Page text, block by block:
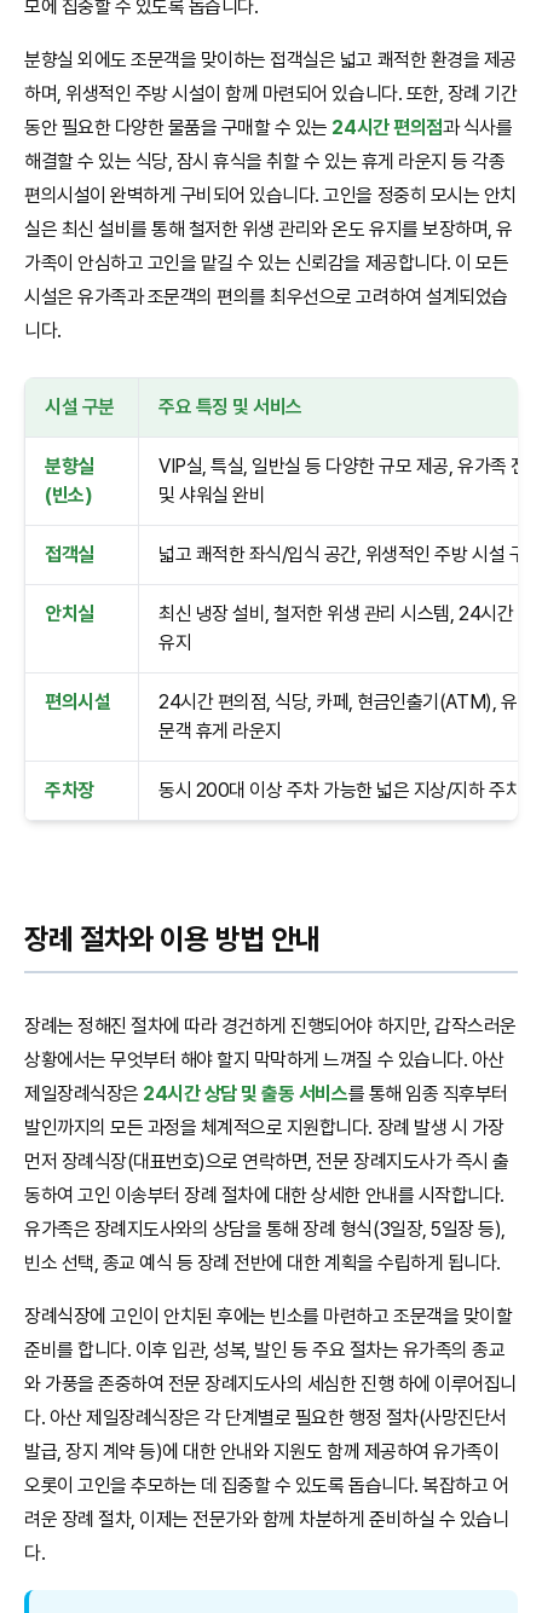
모에 집중할 수 있도록 돕습니다.
분향실 외에도 조문객을 맞이하는 접객실은 넓고 쾌적한 환경을 제공
하며, 위생적인 주방 시설이 함께 마련되어 있습니다. 또한, 장례 기간
동안 필요한 다양한 물품을 구매할 수 있는 24시간 편의점과 식사를
해결할 수 있는 식당, 잠시 휴식을 취할 수 있는 휴게 라운지 등 각종
편의시설이 완벽하게 구비되어 있습니다. 고인을 정중히 모시는 안치
실은 최신 설비를 통해 철저한 위생 관리와 온도 유지를 보장하며, 유
가족이 안심하고 고인을 맡길 수 있는 신뢰감을 제공합니다. 이 모든
시설은 유가족과 조문객의 편의를 최우선으로 고려하여 설계되었습
니다.
시설 구분 주요 특징 및 서비스
분향실
(빈소)
VIP실, 특실, 일반실 등 다양한 규모 제공, 유가족 전
및 샤워실 완비
접객실 넓고 쾌적한 좌식/입식 공간, 위생적인 주방 시설 구비
안치실
최신 냉장 설비, 철저한 위생 관리 시스템, 24시간 항
유지
편의시설
24시간 편의점, 식당, 카페, 현금인출기(ATM), 유가
문객 휴게 라운지
주차장 동시 200대 이상 주차 가능한 넓은 지상/지하 주차
장례 절차와 이용 방법 안내
장례는 정해진 절차에 따라 경건하게 진행되어야 하지만, 갑작스러운
상황에서는 무엇부터 해야 할지 막막하게 느껴질 수 있습니다. 아산
제일장례식장은 24시간 상담 및 출동 서비스를 통해 임종 직후부터
발인까지의 모든 과정을 체계적으로 지원합니다. 장례 발생 시 가장
먼저 장례식장(대표번호)으로 연락하면, 전문 장례지도사가 즉시 출
동하여 고인 이송부터 장례 절차에 대한 상세한 안내를 시작합니다.
유가족은 장례지도사와의 상담을 통해 장례 형식(3일장, 5일장 등),
빈소 선택, 종교 예식 등 장례 전반에 대한 계획을 수립하게 됩니다.
장례식장에 고인이 안치된 후에는 빈소를 마련하고 조문객을 맞이할
준비를 합니다. 이후 입관, 성복, 발인 등 주요 절차는 유가족의 종교
와 가풍을 존중하여 전문 장례지도사의 세심한 진행 하에 이루어집니
다. 아산 제일장례식장은 각 단계별로 필요한 행정 절차(사망진단서
발급, 장지 계약 등)에 대한 안내와 지원도 함께 제공하여 유가족이
오롯이 고인을 추모하는 데 집중할 수 있도록 돕습니다. 복잡하고 어
려운 장례 절차, 이제는 전문가와 함께 차분하게 준비하실 수 있습니
다.